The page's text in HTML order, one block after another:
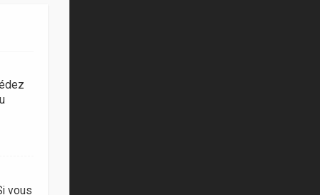
vous